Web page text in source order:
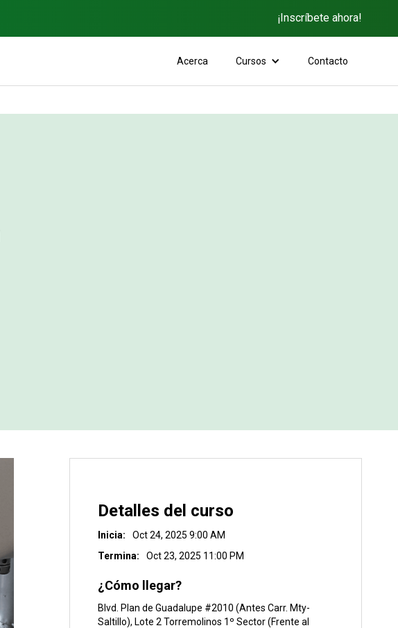
¡Inscríbete ahora!
Acerca Cursos Contacto
Detalles del curso
Inicia:
Oct 24, 2025 9:00 AM
Termina:
Oct 23, 2025 11:00 PM
¿Cómo llegar?
Blvd. Plan de Guadalupe #2010 (Antes Carr. Mty-
Saltillo), Lote 2 Torremolinos 1º Sector (Frente al